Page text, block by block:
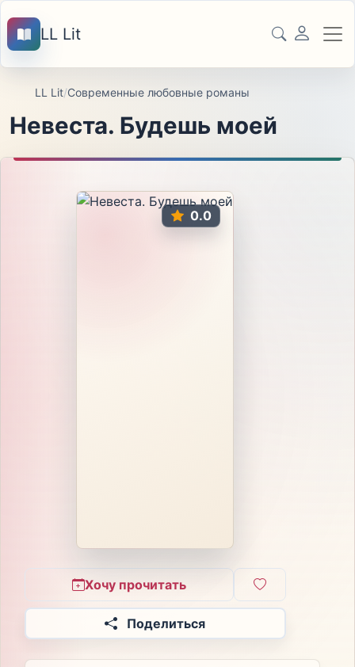
LL Lit
LL Lit/Современные любовные романы
Невеста. Будешь моей
0.0
Хочу прочитать
Поделиться